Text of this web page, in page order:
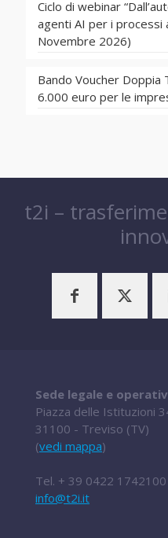
Ciclo di webinar
agenti AI per i processi
Novembre 2026)
Bando Voucher Doppia
6.000 euro per le
t2i –
Sede legale e
Piazza delle Istituzioni
31100 - Treviso (TV)
(vedi mappa)
Tel. + 39 0422 1742100
info@t2i.it